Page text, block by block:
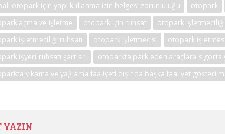
otopark için yapı kullanma izin belgesi zorunluluğu
otopark
açma ve işletme
otopark için ruhsat
otopark
işletmeciliği ruhsatı
otopark işletmecisi otopark işletmesi
işyeri ruhsatı şartları
otoparkta park eden araçlara sigorta
yıkama ve yağlama faaliyeti dışında başka faaliyet
YAZIN